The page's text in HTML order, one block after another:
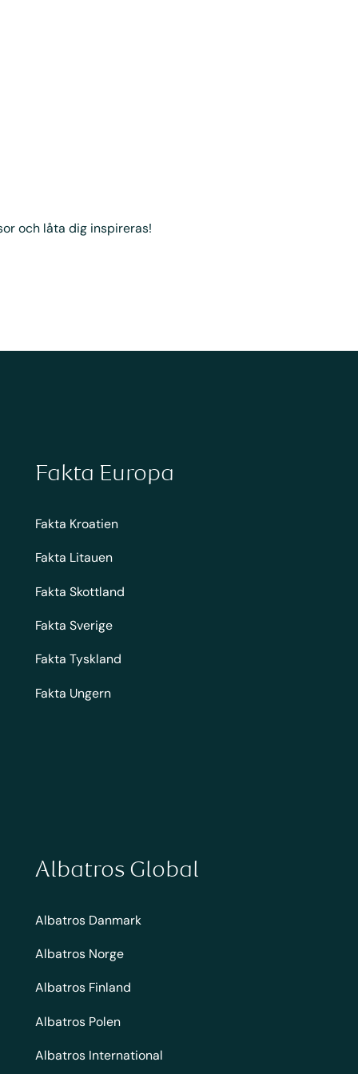
och låta dig inspireras!
Fakta Europa
Fakta Kroatien
Fakta Litauen
Fakta Skottland
Fakta Sverige
Fakta Tyskland
Fakta Ungern
Albatros Global
Albatros Danmark
Albatros Norge
Albatros Finland
Albatros Polen
Albatros International